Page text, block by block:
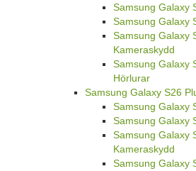
Samsung Galaxy
Samsung Galaxy
Samsung Galaxy
Kameraskydd
Samsung Galaxy
Hörlurar
Samsung Galaxy S26
Samsung Galaxy
Samsung Galaxy
Samsung Galaxy
Kameraskydd
Samsung Galaxy